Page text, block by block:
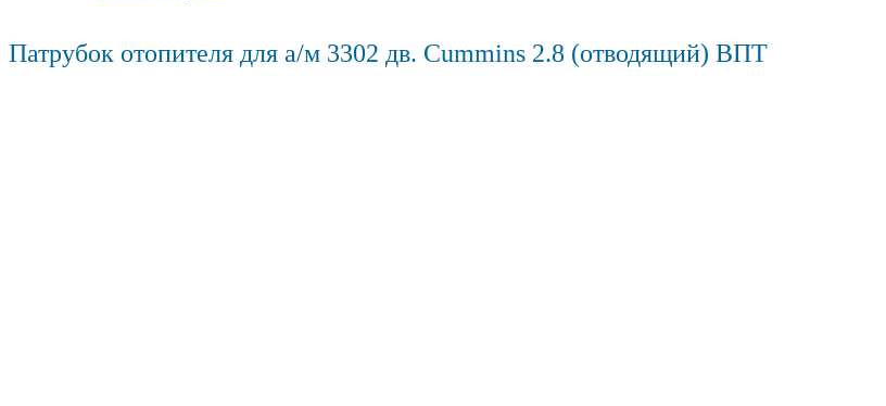
Патрубок отопителя для а/м 3302 дв. Cummins 2.8 (отводящий) ВПТ